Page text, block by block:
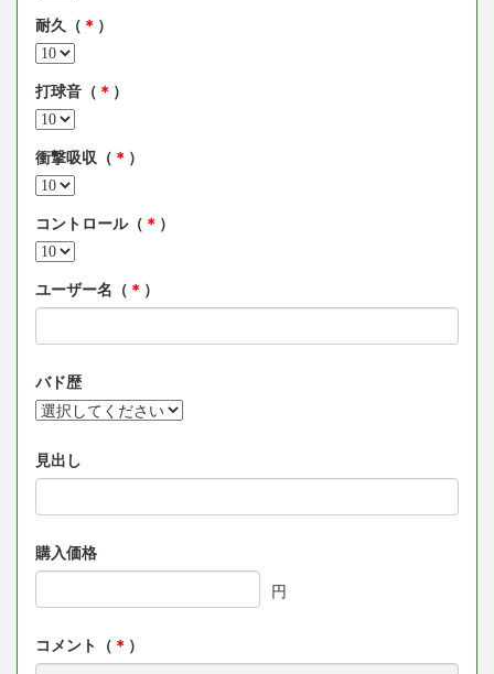
耐久（ ＊ ）
打球音（ ＊ ）
衝撃吸収（ ＊ ）
コントロール（ ＊ ）
ユーザー名（ ＊ ）
バド歴
見出し
購入価格
円
コメント（ ＊ ）